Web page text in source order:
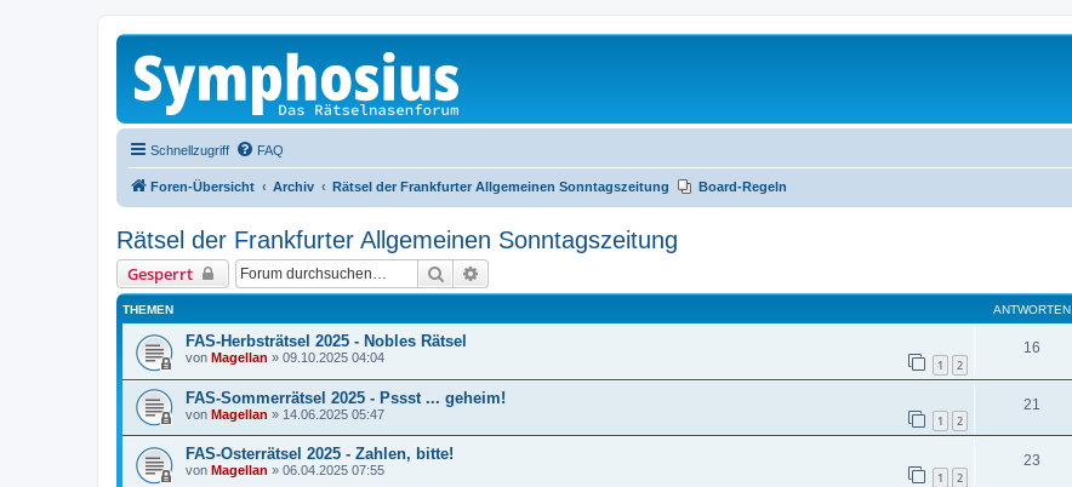
Schnellzugriff FAQ
Foren-Übersicht Archiv Rätsel der Frankfurter Allgemeinen Sonntagszeitung Board-Regeln
Rätsel der Frankfurter Allgemeinen Sonntagszeitung
Gesperrt Suche
THEMEN ANTWORTEN
FAS-Herbsträtsel 2025 - Nobles Rätsel
von Magellan » 09.10.2025 04:04 1 2
16
FAS-Sommerrätsel 2025 - Pssst ... geheim!
von Magellan » 14.06.2025 05:47 1 2
21
FAS-Osterrätsel 2025 - Zahlen, bitte!
von Magellan » 06.04.2025 07:55 1 2
23